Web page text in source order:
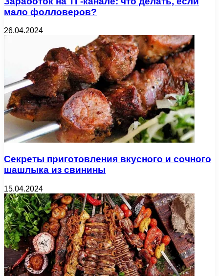
мало фолловеров?
26.04.2024
Секреты приготовления вкусного и сочного
шашлыка из свинины
15.04.2024